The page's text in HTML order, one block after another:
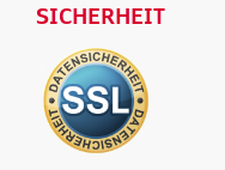
SICHERHEIT